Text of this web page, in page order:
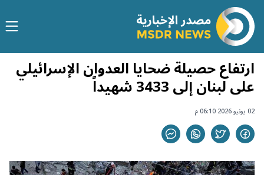
ارتفاع حصيلة ضحايا العدوان الإسرائيلي
على لبنان إلى 3433 شهيداً
02 يونيو 2026 06:10 م